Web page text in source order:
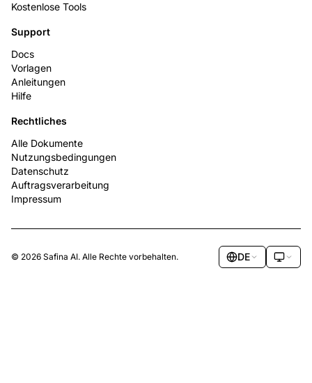
Kostenlose Tools
Support
Docs
Vorlagen
Anleitungen
Hilfe
Rechtliches
Alle Dokumente
Nutzungsbedingungen
Datenschutz
Auftragsverarbeitung
Impressum
© 2026 Safina AI. Alle Rechte vorbehalten. DE